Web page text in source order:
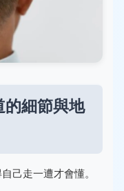
細節與地
己走一遭才會懂。